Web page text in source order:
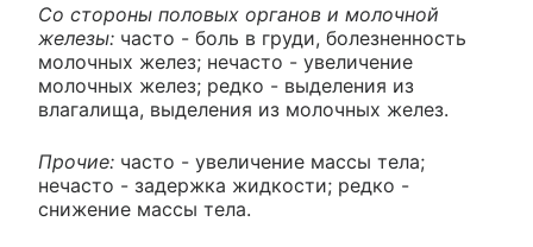
Со стороны половых органов и молочной
железы: часто - боль в груди, болезненность
молочных желез; нечасто - увеличение
молочных желез; редко - выделения из
влагалища, выделения из молочных желез.
Прочие: часто - увеличение массы тела;
нечасто - задержка жидкости; редко -
снижение массы тела.